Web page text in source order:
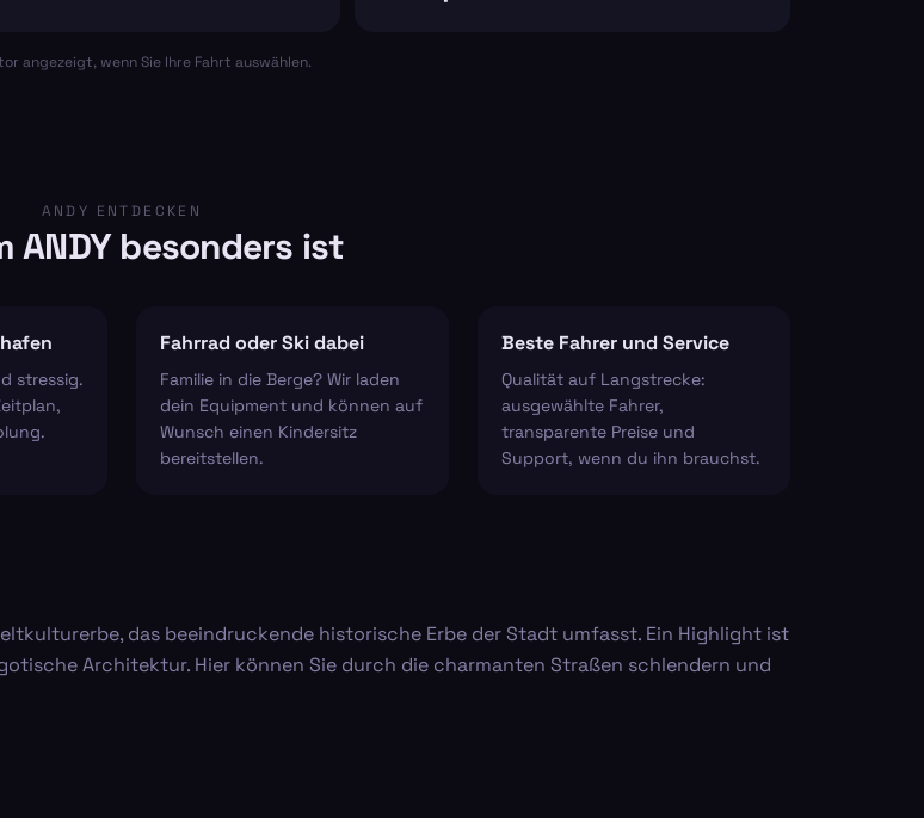
angezeigt, wenn Sie Ihre Fahrt auswählen.
ANDY ENTDECKEN
ANDY besonders ist
stressig.
Fahrrad oder Ski dabei
Familie in die Berge? Wir laden
dein Equipment und können auf
Wunsch einen Kindersitz
bereitstellen.
Beste Fahrer und Service
Qualität auf Langstrecke:
ausgewählte Fahrer,
transparente Preise und
Support, wenn du ihn brauchst.
das beeindruckende historische Erbe der Stadt umfasst. Ein Highlight ist
Architektur. Hier können Sie durch die charmanten Straßen schlendern und